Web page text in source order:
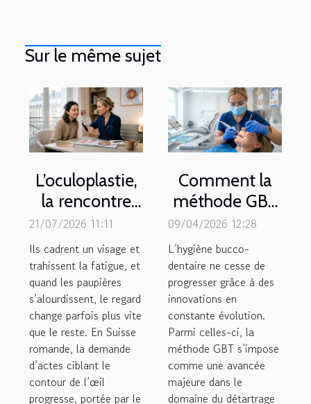
Sur le même sujet
L’oculoplastie,
la rencontre
inédite entre
chirurgie et
esthétique du
regard
21/07/2026 11:11
Ils cadrent un visage et
trahissent la fatigue, et
quand les paupières
s’alourdissent, le regard
change parfois plus vite
que le reste. En Suisse
romande, la demande
d’actes ciblant le
contour de l’œil
progresse, portée par le
Comment la
méthode GBT
révolutionne-t-
elle le
détartrage
dentaire ?
09/04/2026 12:28
L’hygiène bucco-
dentaire ne cesse de
progresser grâce à des
innovations en
constante évolution.
Parmi celles-ci, la
méthode GBT s’impose
comme une avancée
majeure dans le
domaine du détartrage